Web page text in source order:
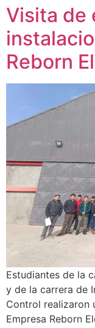
Visita de
Reborn
Estudiantes de la
y de la carrera de
Control realizaron
Empresa Reborn